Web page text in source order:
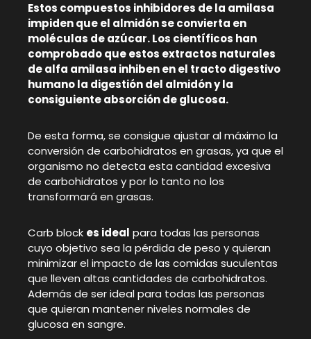
Estos compuestos inhibidores de la amilasa
impiden que el almidón se convierta en
moléculas de azúcar. Los científicos han
comprobado que estos extractos naturales
de alfa amilasa inhiben en el tracto digestivo
humano la digestión del almidón y la
consiguiente absorción de glucosa.
De esta forma, se consigue ajustar al máximo la
conversión de carbohidratos en grasas, ya que el
organismo no detecta esta cantidad excesiva
de carbohidratos y por lo tanto no los
transformará en grasas.
Carb block es ideal para todas las personas
cuyo objetivo sea la pérdida de peso y quieran
minimizar el impacto de las comidas suculentas
que lleven altas cantidades de carbohidratos.
Además de ser ideal para todas las personas
que quieran mantener niveles normales de
glucosa en sangre.